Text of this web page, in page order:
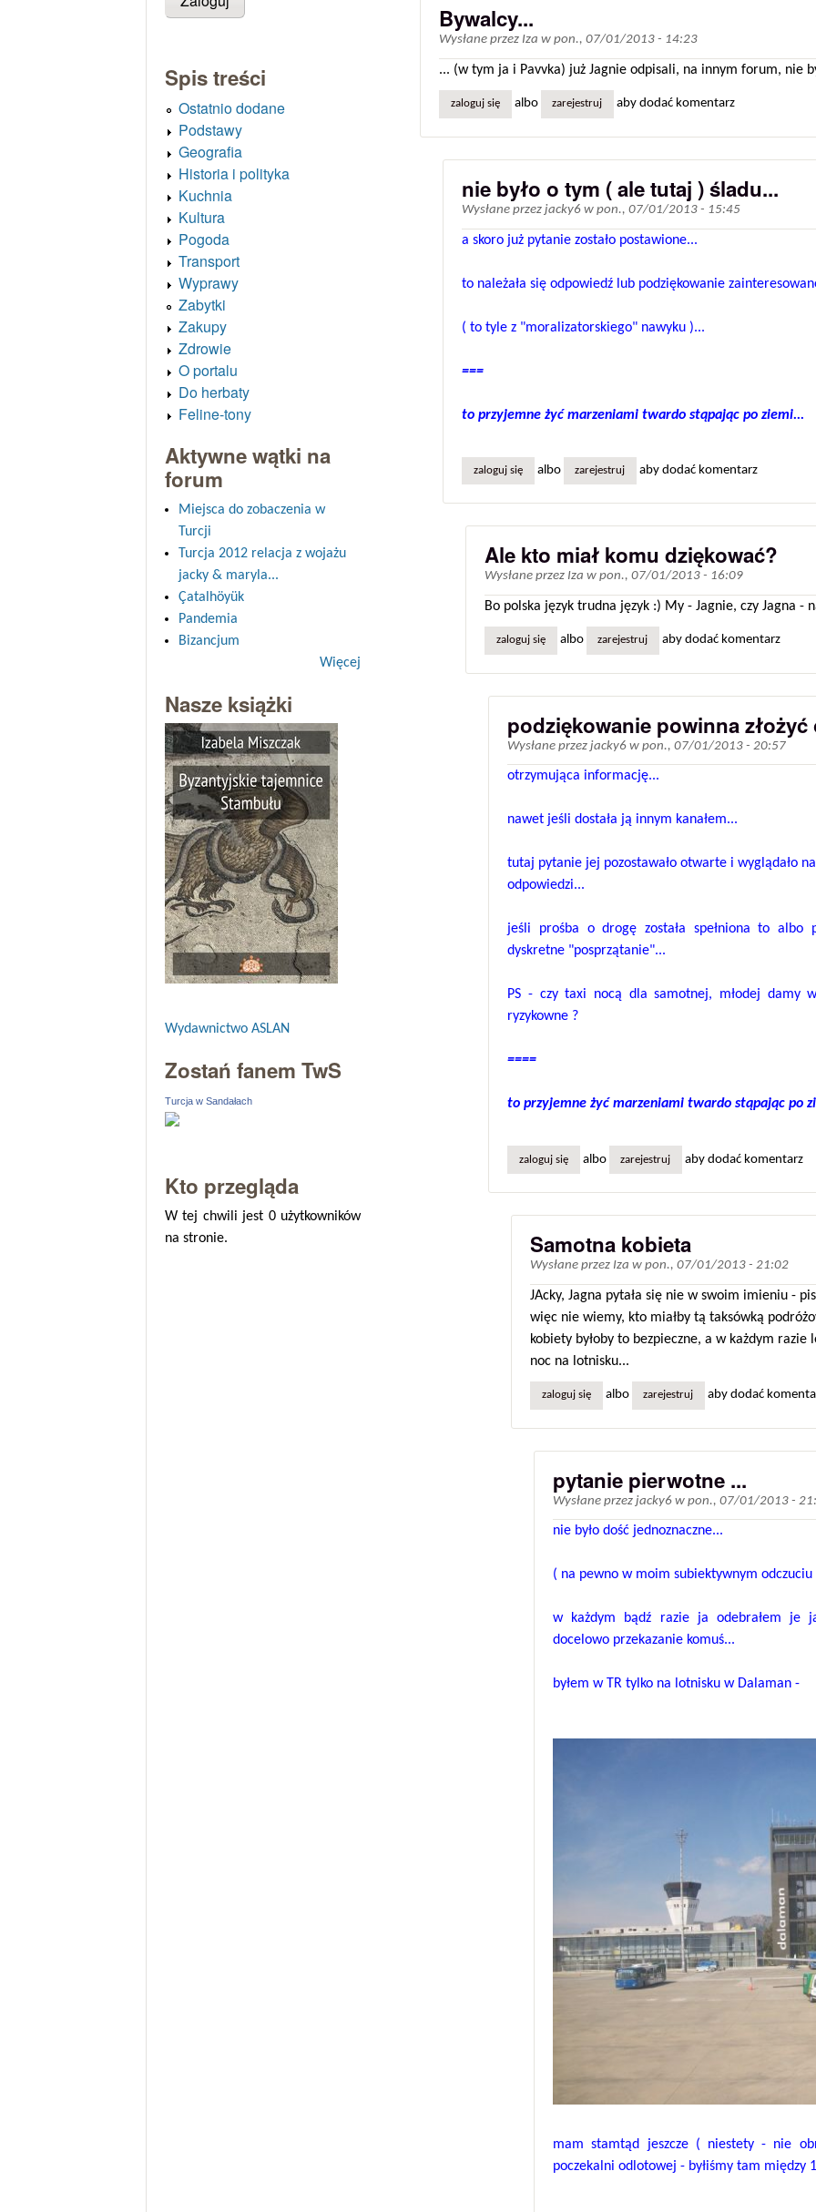
Bywalcy...
Wysłane przez Iza wpon., 07/01/2013 - 14:23
... (w tym ja i Pavvka) już Jagnie odpisali, na innym forum, nie
zaloguj się albo zarejestruj aby dodać komentarz
nie było o tym ( ale tutaj ) śladu...
Wysłane przezjacky6 wpon., 07/01/2013 - 15:45
a skoro już pytanie zostało postawione...
to należała się odpowiedź lub podziękowanie
( to tyle z "moralizatorskiego" nawyku )...
===
to przyjemne żyć marzeniami twardo stąpając po ziemi...
zaloguj się albo zarejestruj aby dodać komentarz
Ale kto miał komu dziękować?
Wysłane przez Iza wpon., 07/01/2013 - 16:09
Bo polska język trudna język :) My - Jagnie, czy Jagna -
zaloguj się albo zarejestruj aby dodać komentarz
podziękowanie powinna złożyć
Wysłane przezjacky6 wpon., 07/01/2013 - 20:57
otrzymująca informację...
nawet jeśli dostała ją innym kanałem...
tutaj pytanie jej pozostawało otwarte i wyglądało
odpowiedzi...
jeśli prośba o drogę została spełniona to albo
dyskretne "posprzątanie"...
PS - czy taxi nocą dla samotnej, młodej damy
ryzykowne ?
====
to przyjemne żyć marzeniami twardo stąpając po
zaloguj się albo zarejestruj aby dodać komentarz
Samotna kobieta
Wysłane przez Iza wpon., 07/01/2013 - 21:02
JAcky, Jagna pytała się nie w swoim imieniu -
więc nie wiemy, kto miałby tą taksówką
kobiety byłoby to bezpieczne, a w każdym
noc na lotnisku...
zaloguj się albo zarejestruj aby dodać
pytanie pierwotne ...
Wysłane przezjacky6 wpon., 07/01/2013 -
nie było dość jednoznaczne...
( na pewno w moim subiektywnym
w każdym bądź razie ja odebrałem je
docelowo przekazanie komuś...
byłem w TR tylko na lotnisku w Dalaman -
mam stamtąd jeszcze ( niestety - nie
poczekalni odlotowej - byłiśmy tam między
Spis treści
Ostatnio dodane
Podstawy
Geografia
Historia i polityka
Kuchnia
Kultura
Pogoda
Transport
Wyprawy
Zabytki
Zakupy
Zdrowie
O portalu
Do herbaty
Feline-tony
Aktywne wątki na
forum
Miejsca do zobaczenia w
Turcji
Turcja 2012 relacja z wojażu
jacky & maryla...
Çatalhöyük
Pandemia
Bizancjum
Więcej
Nasze książki
Wydawnictwo ASLAN
Zostań fanem TwS
Turcja w Sandałach
Kto przegląda
W tej chwili jest 0 użytkowników
na stronie.